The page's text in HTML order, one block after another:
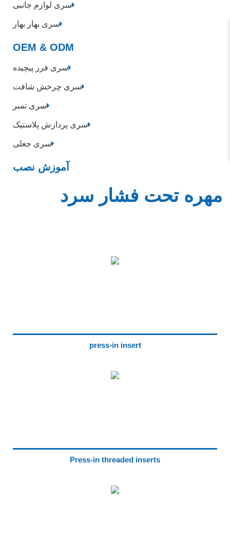
سری لوازم جانبی
سری بهار بهار
OEM & ODM
سری فرز پیچیده
سری چرخش شافت
سری تمبر
سری پردازش پلاستیک
سری جعلی
آموزش نصب
مهره تحت فشار سرد
press-in insert
Press-in threaded inserts